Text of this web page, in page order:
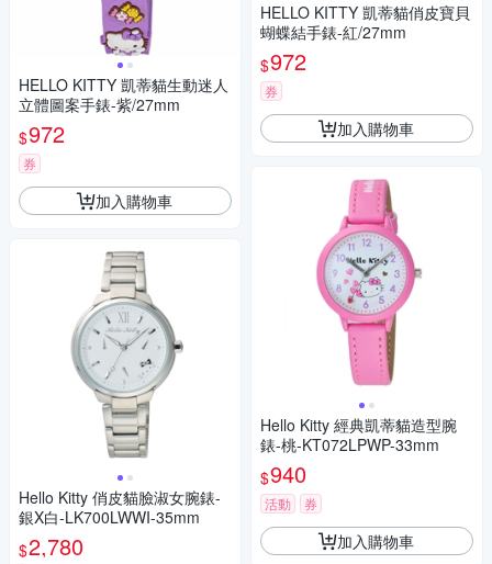
HELLO KITTY 凱蒂貓生動迷人
立體圖案手錶-紫/27mm
$972
券
加入購物車
Hello Kitty 俏皮貓臉淑女腕錶-
銀X白-LK700LWWI-35mm
$2,780
HELLO KITTY 凱蒂貓俏皮寶貝
蝴蝶結手錶-紅/27mm
$972
券
加入購物車
Hello Kitty 經典凱蒂貓造型腕
錶-桃-KT072LPWP-33mm
$940
活動 券
加入購物車